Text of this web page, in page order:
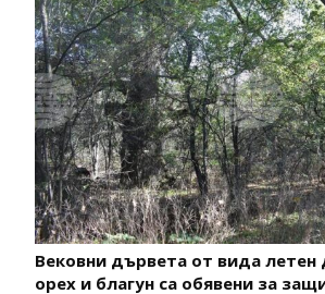
Вековни дървета от вида летен
орех и благун са обявени за